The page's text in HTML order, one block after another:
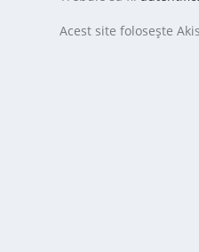
Acest site folosește